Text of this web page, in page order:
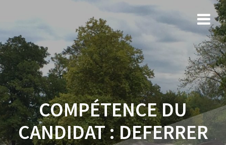
COMPÉTENCE DU
CANDIDAT :DEFERRER